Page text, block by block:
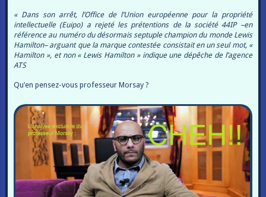
« Dans son arrêt, l’Office de l’Union européenne pour la propriété
intellectuelle (Euipo) a rejeté les prétentions de la société 44IP –en
référence au numéro du désormais septuple champion du monde Lewis
Hamilton– arguant que la marque contestée consistait en un seul mot, «
Hamilton », et non « Lewis Hamilton » indique une dépêche de l’agence
ATS
Qu’en pensez-vous professeur Morsay ?